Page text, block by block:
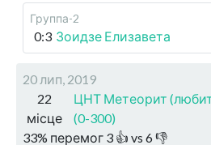
Группа-2
0:3 Зоидзе Елизавета
20 лип, 2019
22
місце
ЦНТ Метеорит
(0-300)
33% перемог 3 👍 vs 6👎